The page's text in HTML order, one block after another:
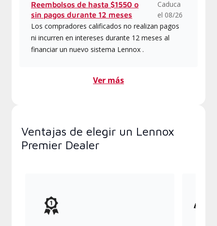
Reembolsos de hasta $1550 o
sin pagos durante 12 meses
Caduca
el 08/26
Los compradores calificados no realizan pagos
ni incurren en intereses durante 12 meses al
financiar un nuevo sistema Lennox .
Ver más
Ventajas de elegir un Lennox
Premier Dealer